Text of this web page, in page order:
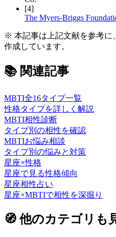
[4]
The Myers-Briggs
※ 本記事は上記文献を参考に
作成しています。
📚 関連記事
MBTI全16タイプ一覧
性格タイプを詳しく解説
MBTI相性診断
タイプ別の相性を確認
MBTIお悩み相談
タイプ別の悩みと対策
星座×性格
星座で見る性格傾向
星座相性占い
星座×MBTIで相性を深掘り
🧭他のカテゴリも